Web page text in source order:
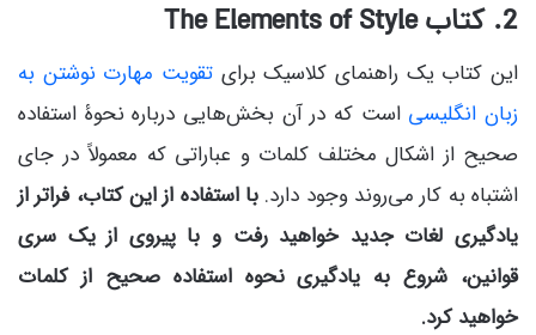
2. کتاب The Elements of Style
این کتاب یک راهنمای کلاسیک برای تقویت مهارت نوشتن به
زبان انگلیسی است که در آن بخش‌هایی درباره نحوۀ استفاده
صحیح از اشکال مختلف کلمات و عباراتی که معمولاً در جای
اشتباه به کار می‌روند وجود دارد. با استفاده از این کتاب، فراتر از
یادگیری لغات جدید خواهید رفت و با پیروی از یک سری
قوانین، شروع به یادگیری نحوه استفاده صحیح از کلمات
خواهید کرد.